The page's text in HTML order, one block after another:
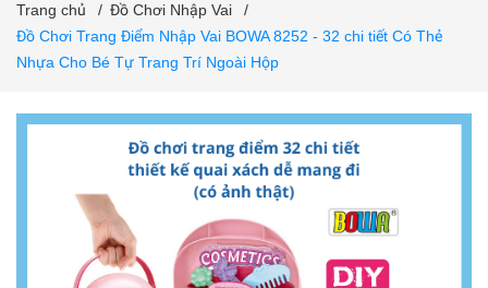
Trang chủ / Đồ Chơi Nhập Vai
/
Đồ Chơi Trang Điểm Nhập Vai BOWA 8252 - 32 chi tiết Có Thẻ
Nhựa Cho Bé Tự Trang Trí Ngoài Hộp